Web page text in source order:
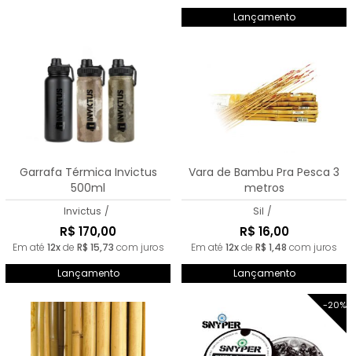
Lançamento
Garrafa Térmica Invictus
500ml
Invictus /
R$ 170,00
Em até 12xde R$ 15,73 com juros
Lançamento
Vara de Bambu Pra Pesca 3
metros
Sil /
R$ 16,00
Em até 12xde R$ 1,48 com juros
Lançamento
-20%